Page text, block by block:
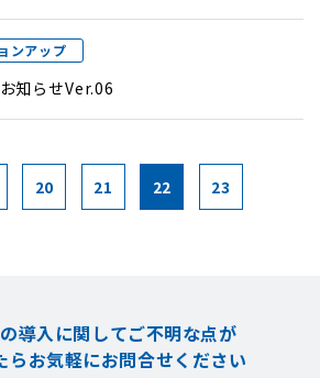
ンアップ
知らせVer.06
20 21 22 23
導入に関してご不明な点が
らお気軽にお問合せください